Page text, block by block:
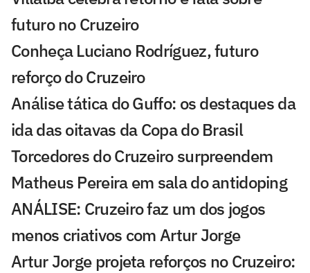
futuro no Cruzeiro
Conheça Luciano Rodríguez, futuro
reforço do Cruzeiro
Análise tática do Guffo: os destaques da
ida das oitavas da Copa do Brasil
Torcedores do Cruzeiro surpreendem
Matheus Pereira em sala do antidoping
ANÁLISE: Cruzeiro faz um dos jogos
menos criativos com Artur Jorge
Artur Jorge projeta reforços no Cruzeiro: